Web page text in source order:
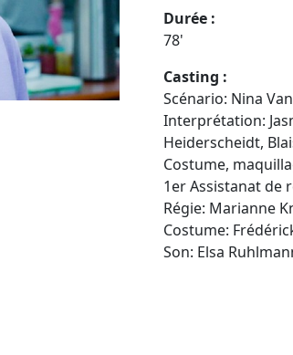
Durée :
78'
Casting :
Scénario: Nina
Interprétation:
Heiderscheidt,
Costume,
1er Assistanat de
Régie: Marianne
Costume:
Son: Elsa